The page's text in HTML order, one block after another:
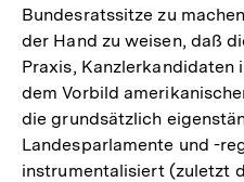
Bundesratssitze zu
der Hand zu weisen, daß
Praxis, Kanzlerkandidaten
dem Vorbild
die grundsätzlich
Landesparlamente und -
instrumentalisiert (zuletzt